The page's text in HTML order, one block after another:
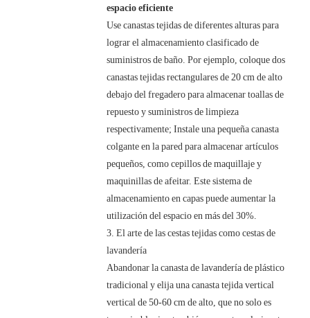
espacio eficiente
Use canastas tejidas de diferentes alturas para
lograr el almacenamiento clasificado de
suministros de baño. Por ejemplo, coloque dos
canastas tejidas rectangulares de 20 cm de alto
debajo del fregadero para almacenar toallas de
repuesto y suministros de limpieza
respectivamente; Instale una pequeña canasta
colgante en la pared para almacenar artículos
pequeños, como cepillos de maquillaje y
maquinillas de afeitar. Este sistema de
almacenamiento en capas puede aumentar la
utilización del espacio en más del 30%.
3. El arte de las cestas tejidas como cestas de
lavandería
Abandonar la canasta de lavandería de plástico
tradicional y elija una canasta tejida vertical
vertical de 50-60 cm de alto, que no solo es